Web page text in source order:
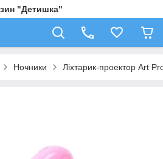
"Детишка"
Ночники Ліхтарик-проектор Art